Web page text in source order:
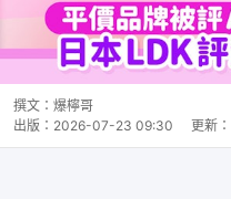
撰文： 爆檸哥
出版： 2026-07-23 09:30 更新：